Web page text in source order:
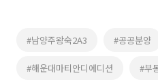
#남양주왕숙2A3 #공공분양
#해운대마티안디에디션 #부